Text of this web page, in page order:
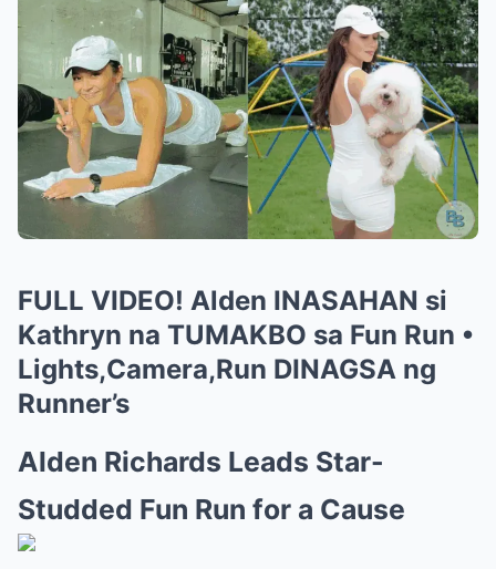
FULL VIDEO! Alden INASAHAN si
Kathryn na TUMAKBO sa Fun Run •
Lights,Camera,Run DINAGSA ng
Runner’s
Alden Richards Leads Star-
Studded Fun Run for a Cause